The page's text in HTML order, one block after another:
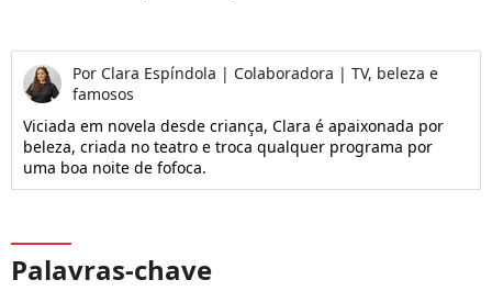
Por Clara Espíndola | Colaboradora | TV, beleza e
famosos
Viciada em novela desde criança, Clara é apaixonada por
beleza, criada no teatro e troca qualquer programa por
uma boa noite de fofoca.
Palavras-chave